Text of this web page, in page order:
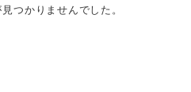
つかりませんでした。